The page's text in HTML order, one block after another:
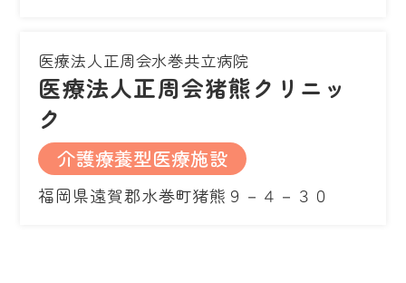
医療法人正周会水巻共立病院
医療法人正周会猪熊クリニッ
ク
介護療養型医療施設
福岡県遠賀郡水巻町猪熊９－４－３０